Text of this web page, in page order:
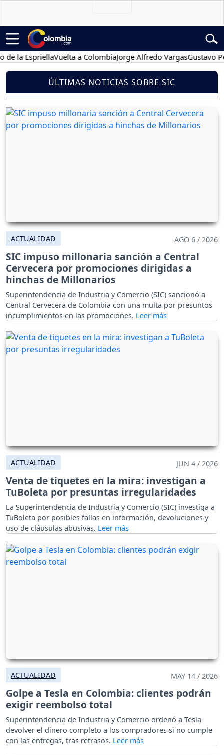
EspriellaVuelta a ColombiaJorge Alfredo VargasGustavo Petro
ÚLTIMAS NOTICIAS SOBRE SIC
ACTUALIDAD AGO 6 / 2026
SIC impuso millonaria sanción a Central
Cervecera por promociones dirigidas a
hinchas de Millonarios
Superintendencia de Industria y Comercio (SIC) sancionó a
Central Cervecera de Colombia con una multa por presuntos
incumplimientos en las promociones.
ACTUALIDAD JUN 4 / 2026
Venta de tiquetes en la mira: investigan a
TuBoleta por presuntas irregularidades
La Superintendencia de Industria y Comercio (SIC) investiga a
TuBoleta por posibles fallas en información, devoluciones y
uso de cláusulas abusivas.
ACTUALIDAD MAY 14 / 2026
Golpe a Tesla en Colombia: clientes podrán
exigir reembolso total
Superintendencia de Industria y Comercio ordenó a Tesla
devolver el dinero completo a los compradores si no cumple
con las entregas, tras retrasos.